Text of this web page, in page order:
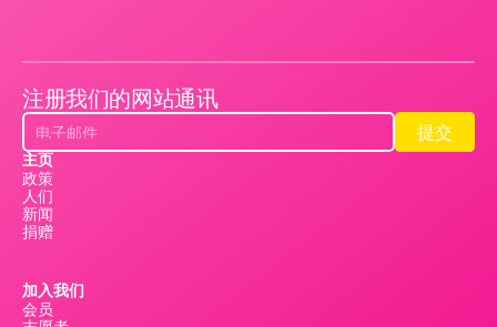
注册我们的网站通讯
提交
提交
主页
政策
人们
新闻
捐赠
加入我们
会员